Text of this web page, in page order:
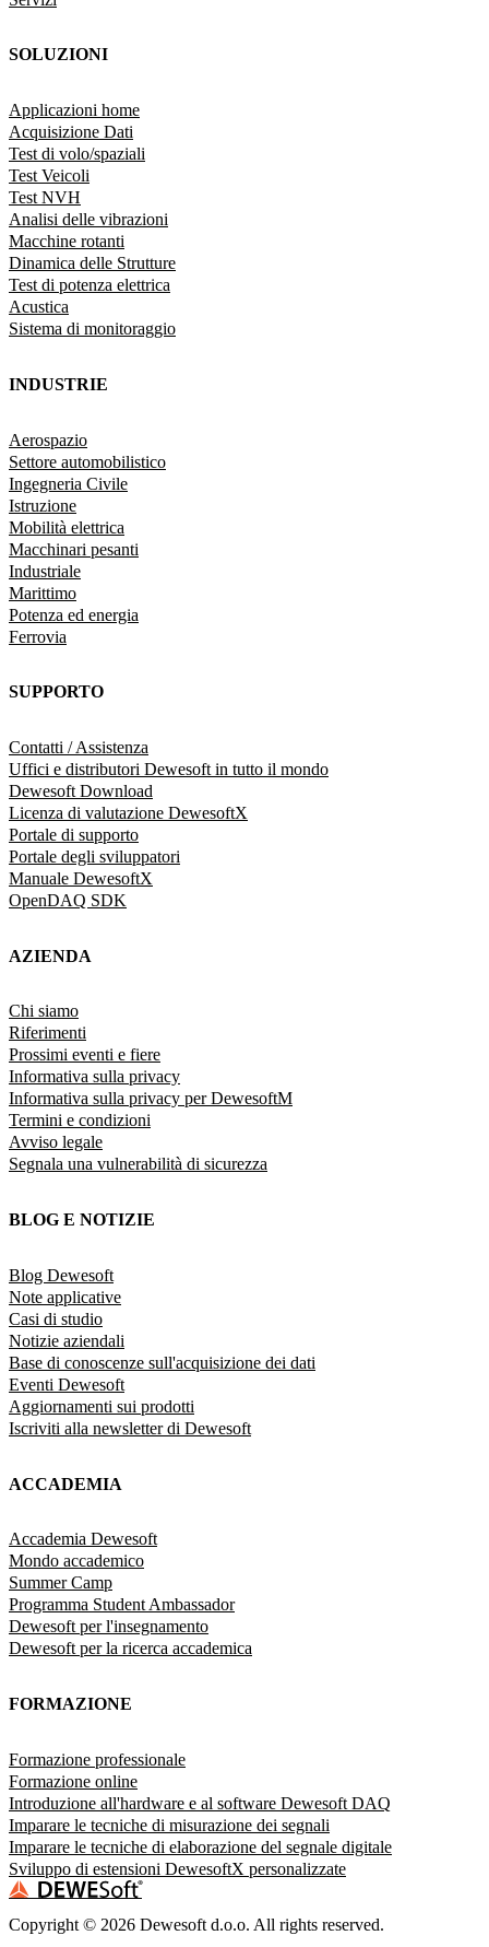
SOLUZIONI
Applicazioni home
Acquisizione Dati
Test di volo/spaziali
Test Veicoli
Test NVH
Analisi delle vibrazioni
Macchine rotanti
Dinamica delle Strutture
Test di potenza elettrica
Acustica
Sistema di monitoraggio
INDUSTRIE
Aerospazio
Settore automobilistico
Ingegneria Civile
Istruzione
Mobilità elettrica
Macchinari pesanti
Industriale
Marittimo
Potenza ed energia
Ferrovia
SUPPORTO
Contatti / Assistenza
Uffici e distributori Dewesoft in tutto il mondo
Dewesoft Download
Licenza di valutazione DewesoftX
Portale di supporto
Portale degli sviluppatori
Manuale DewesoftX
OpenDAQ SDK
AZIENDA
Chi siamo
Riferimenti
Prossimi eventi e fiere
Informativa sulla privacy
Informativa sulla privacy per DewesoftM
Termini e condizioni
Avviso legale
Segnala una vulnerabilità di sicurezza
BLOG E NOTIZIE
Blog Dewesoft
Note applicative
Casi di studio
Notizie aziendali
Base di conoscenze sull'acquisizione dei dati
Eventi Dewesoft
Aggiornamenti sui prodotti
Iscriviti alla newsletter di Dewesoft
ACCADEMIA
Accademia Dewesoft
Mondo accademico
Summer Camp
Programma Student Ambassador
Dewesoft per l'insegnamento
Dewesoft per la ricerca accademica
FORMAZIONE
Formazione professionale
Formazione online
Introduzione all'hardware e al software Dewesoft DAQ
Imparare le tecniche di misurazione dei segnali
Imparare le tecniche di elaborazione del segnale digitale
Sviluppo di estensioni DewesoftX personalizzate
Copyright © 2026 Dewesoft d.o.o. All rights reserved.